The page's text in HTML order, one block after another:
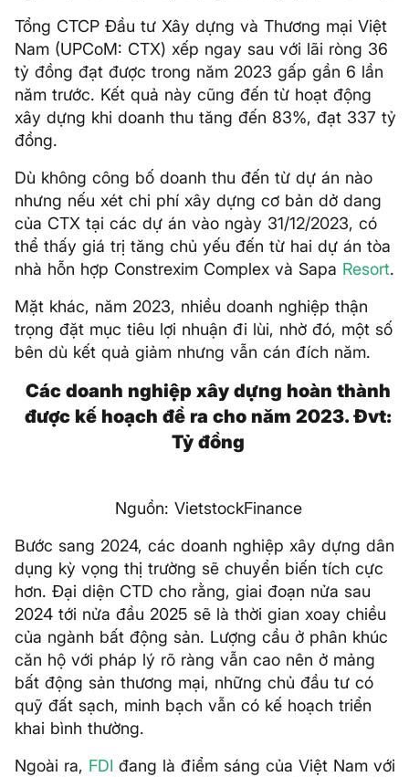
Tổng CTCP Đầu tư Xây dựng và Thương mại Việt
Nam (UPCoM: CTX) xếp ngay sau với lãi ròng 36
tỷ đồng đạt được trong năm 2023 gấp gần 6 lần
năm trước. Kết quả này cũng đến từ hoạt động
xây dựng khi doanh thu tăng đến 83%, đạt 337 tỷ
đồng.
Dù không công bố doanh thu đến từ dự án nào
nhưng nếu xét chi phí xây dựng cơ bản dở dang
của CTX tại các dự án vào ngày 31/12/2023, có
thể thấy giá trị tăng chủ yếu đến từ hai dự án tòa
nhà hỗn hợp Constrexim Complex và Sapa Resort.
Mặt khác, năm 2023, nhiều doanh nghiệp thận
trọng đặt mục tiêu lợi nhuận đi lùi, nhờ đó, một số
bên dù kết quả giảm nhưng vẫn cán đích năm.
Các doanh nghiệp xây dựng hoàn thành
được kế hoạch đề ra cho năm 2023. Đvt:
Tỷ đồng
Nguồn: VietstockFinance
Bước sang 2024, các doanh nghiệp xây dựng dân
dụng kỳ vọng thị trường sẽ chuyển biến tích cực
hơn. Đại diện CTD cho rằng, giai đoạn nửa sau
2024 tới nửa đầu 2025 sẽ là thời gian xoay chiều
của ngành bất động sản. Lượng cầu ở phân khúc
căn hộ với pháp lý rõ ràng vẫn cao nên ở mảng
bất động sản thương mại, những chủ đầu tư có
quỹ đất sạch, minh bạch vẫn có kế hoạch triển
khai bình thường.
Ngoài ra, FDI đang là điểm sáng của Việt Nam với